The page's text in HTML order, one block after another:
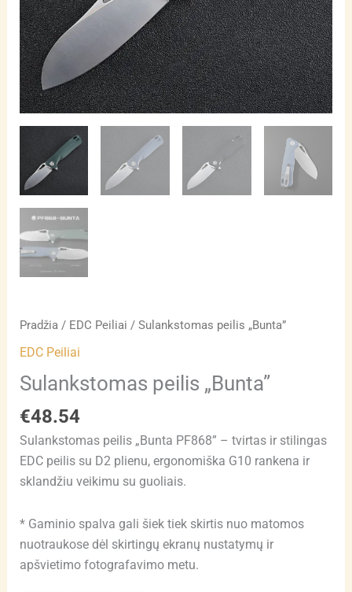
Pradžia/ EDC Peiliai / Sulankstomas peilis „Bunta”
EDC Peiliai
Sulankstomas peilis „Bunta”
€48.54
Sulankstomas peilis „Bunta PF868” – tvirtas ir stilingas
EDC peilis su D2 plienu, ergonomiška G10 rankena ir
sklandžiu veikimu su guoliais.
* Gaminio spalva gali šiek tiek skirtis nuo matomos
nuotraukose dėl skirtingų ekranų nustatymų ir
apšvietimo fotografavimo metu.